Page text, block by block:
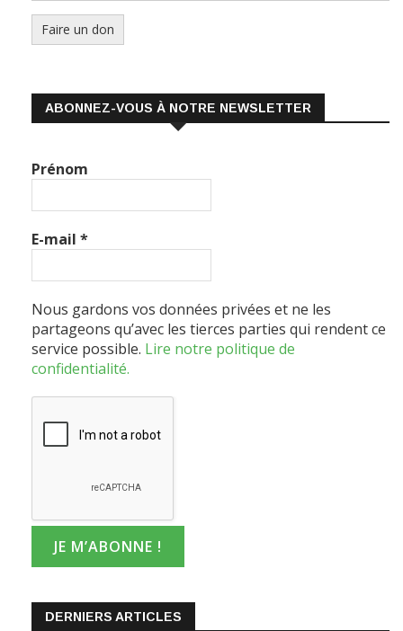
Faire un don
ABONNEZ-VOUS À NOTRE NEWSLETTER
Prénom
E-mail *
Nous gardons vos données privées et ne les
partageons qu’avec les tierces parties qui rendent ce
service possible. Lire notre politique de
confidentialité.
DERNIERS ARTICLES